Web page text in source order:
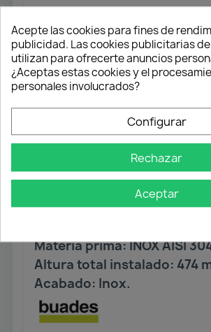
Mezclador
fregadero INOX
alto.
Monomando fregadero
extraíble.
sistema “SWEET MOVE”
Cartucho con ahorro
Caño Giratorio.
Ducha extraíble 2
aireador anti-calcáreo.
Conexiones flexibles
Materia prima: INOX AISI
Altura total instalado: 474
Acabado: Inox.
Acepte las cookies para fines de
publicidad. Las cookies publicitarias
utilizan para ofrecerte anuncios
¿Aceptas estas cookies y el
personales involucrados?
Configurar
Rechazar
Aceptar